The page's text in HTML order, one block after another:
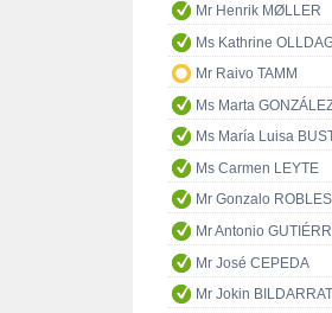
Mr Henrik MØLLER
Ms Kathrine
Mr Raivo TAMM
Ms Marta
Ms María Luisa
Ms Carmen LEYTE
Mr Gonzalo ROBLES
Mr Antonio
Mr José CEPEDA
Mr Jokin